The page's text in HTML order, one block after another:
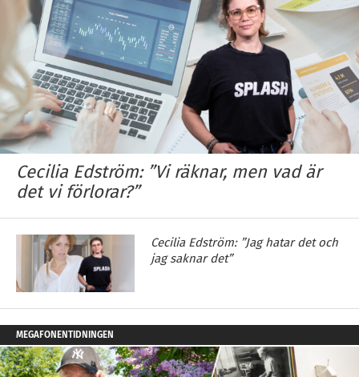
Cecilia Edström: ”Vi räknar, men vad är
det vi förlorar?”
Cecilia Edström: ”Jag hatar det och
jag saknar det”
MEGAFONENTIDNINGEN